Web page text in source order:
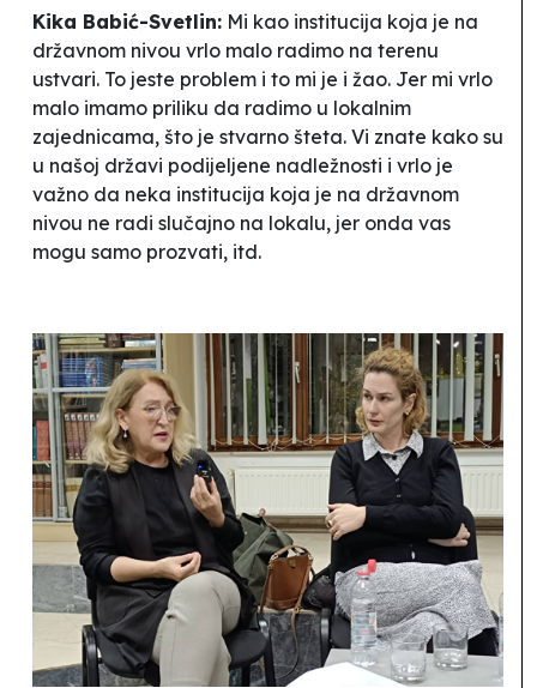
Kika Babić-Svetlin: Mi kao institucija koja je na
državnom nivou vrlo malo radimo na terenu
ustvari. To jeste problem i to mi je i žao. Jer mi vrlo
malo imamo priliku da radimo u lokalnim
zajednicama, što je stvarno šteta. Vi znate kako su
u našoj državi podijeljene nadležnosti i vrlo je
važno da neka institucija koja je na državnom
nivou ne radi slučajno na lokalu, jer onda vas
mogu samo prozvati, itd.